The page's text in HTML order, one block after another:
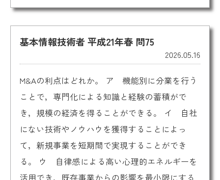
基本情報技術者 平成21年春 問75
2026.05.16
M&Aの利点はどれか。 ア 機能別に分業を行う
ことで，専門化による知識と経験の蓄積がで
き，規模の経済を得ることができる。 イ 自社
にない技術やノウハウを獲得することによっ
て，新規事業を短期間で実現することができ
る。 ウ 自律感による高い心理的エネルギーを